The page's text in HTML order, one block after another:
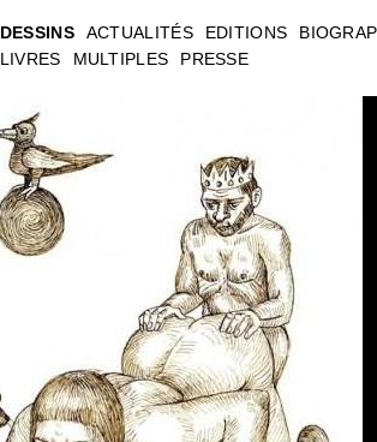
DESSINS
LIVRES
MULTIPLES PRESSE
ACTUALITÉS EDITIONS